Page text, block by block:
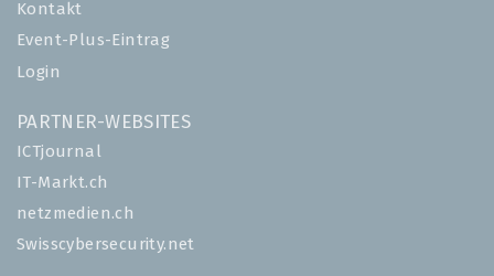
Kontakt
Event-Plus-Eintrag
Login
PARTNER-WEBSITES
ICTjournal
IT-Markt.ch
netzmedien.ch
Swisscybersecurity.net